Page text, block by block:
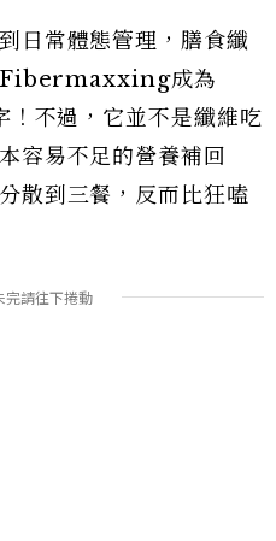
日常體態管理，膳食纖
Fibermaxxing成為
不過，它並不是纖維吃
容易不足的營養補回
散到三餐，反而比狂嗑